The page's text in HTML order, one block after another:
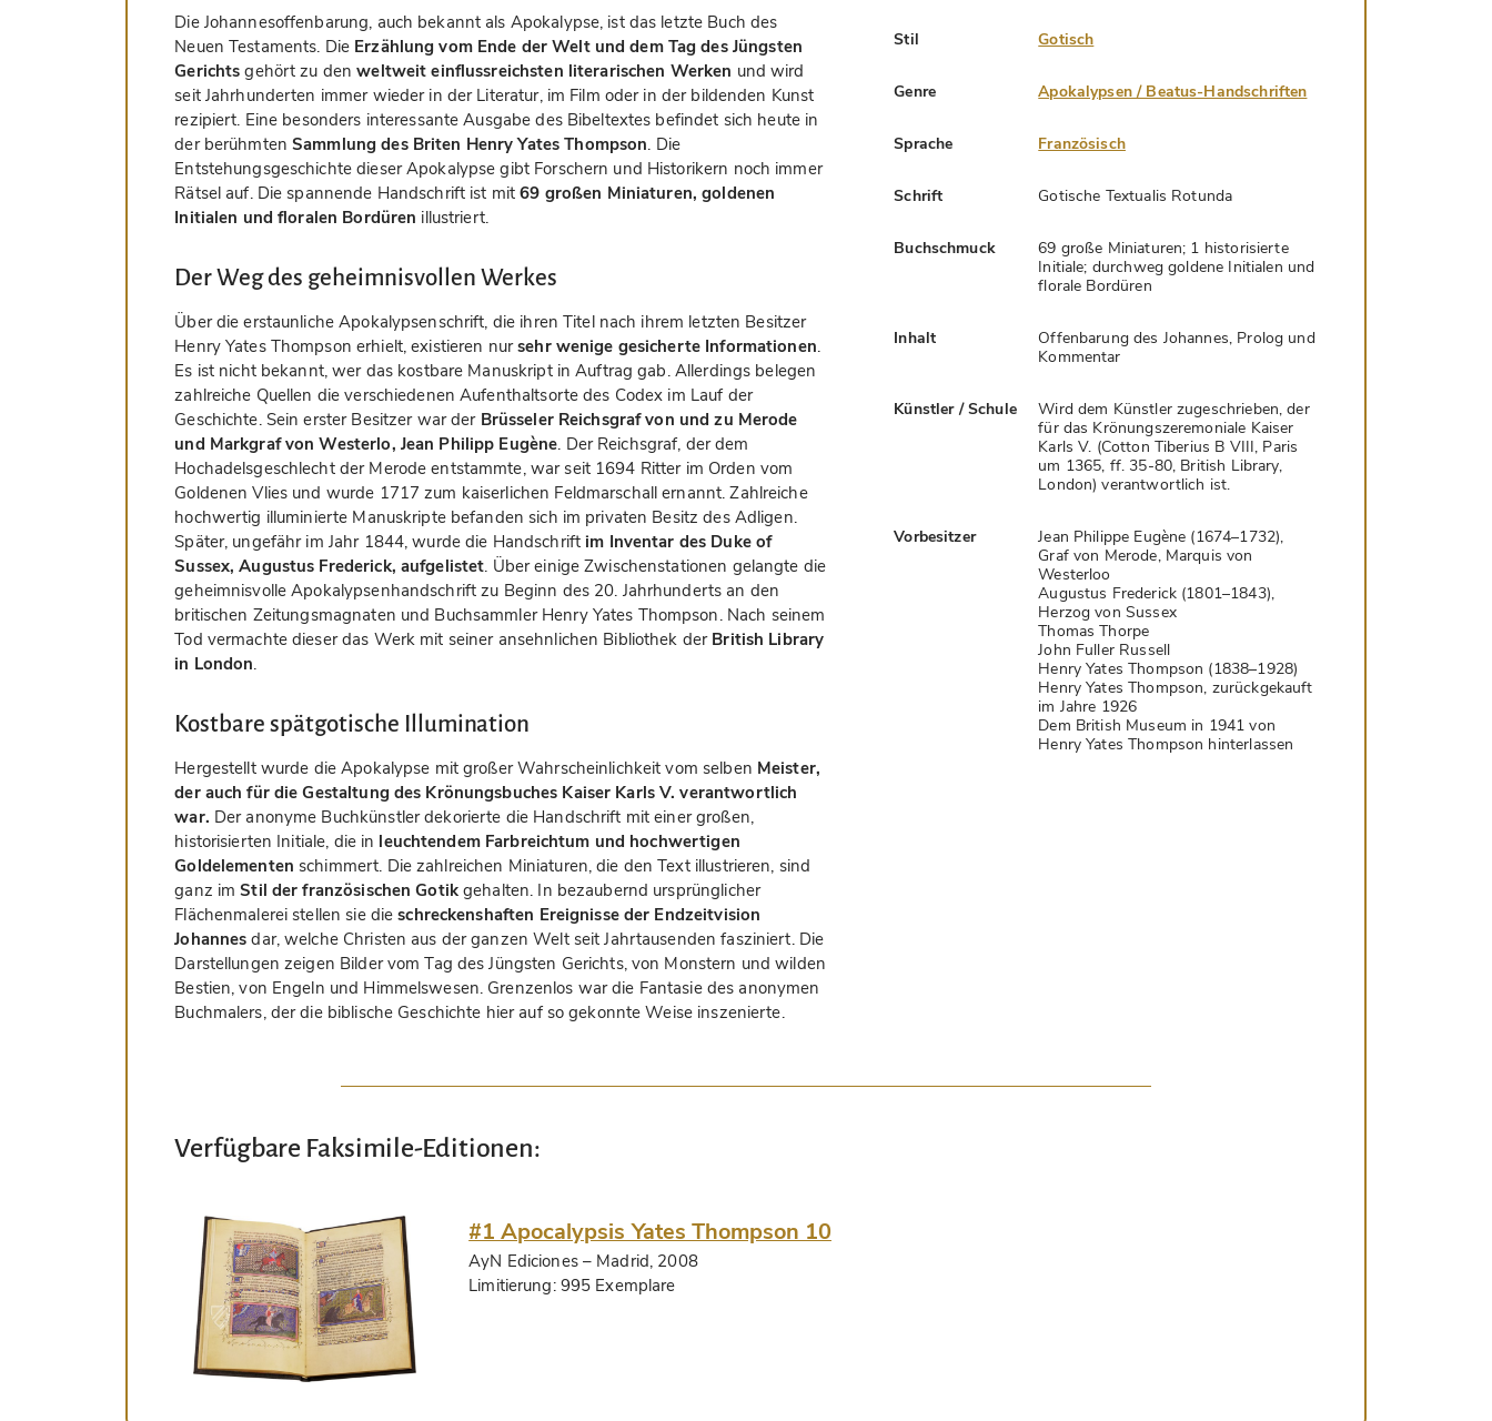
Die Johannesoffenbarung, auch bekannt als Apokalypse, ist das letzte Buch des
Neuen Testaments. Die Erzählung vom Ende der Welt und dem Tag des Jüngsten
Gerichts gehört zu denweltweit einflussreichsten literarischen Werken und wird
seit Jahrhunderten immer wieder in der Literatur, im Film oder in der bildenden Kunst
rezipiert. Eine besonders interessante Ausgabe des Bibeltextes befindet sich heute in
der berühmtenSammlung des Briten Henry Yates Thompson. Die
Entstehungsgeschichte dieser Apokalypse gibt Forschern und Historikern noch immer
Rätsel auf. Die spannende Handschrift ist mit69 großen Miniaturen, goldenen
Initialen und floralen Bordüren illustriert.
Der Weg des geheimnisvollen Werkes
Über die erstaunliche Apokalypsenschrift, die ihren Titel nach ihrem letzten Besitzer
Henry Yates Thompson erhielt, existieren nursehr wenige gesicherte Informationen.
Es ist nicht bekannt, wer das kostbare Manuskript in Auftrag gab. Allerdings belegen
zahlreiche Quellen die verschiedenen Aufenthaltsorte des Codex im Lauf der
Geschichte. Sein erster Besitzer war der Brüsseler Reichsgraf von und zu Merode
und Markgraf von Westerlo, Jean Philipp Eugène. Der Reichsgraf, der dem
Hochadelsgeschlecht der Merode entstammte, war seit 1694 Ritter im Orden vom
Goldenen Vlies und wurde 1717 zum kaiserlichen Feldmarschall ernannt. Zahlreiche
hochwertig illuminierte Manuskripte befanden sich im privaten Besitz des Adligen.
Später, ungefähr im Jahr 1844, wurde die Handschriftim Inventar des Duke of
Sussex, Augustus Frederick, aufgelistet. Über einige Zwischenstationen gelangte die
geheimnisvolle Apokalypsenhandschrift zu Beginn des 20. Jahrhunderts an den
britischen Zeitungsmagnaten und Buchsammler Henry Yates Thompson. Nach seinem
Tod vermachte dieser das Werk mit seiner ansehnlichen Bibliothek der British Library
in London.
Kostbare spätgotische Illumination
Hergestellt wurde die Apokalypse mit großer Wahrscheinlichkeit vom selben Meister,
der auch für die Gestaltung des Krönungsbuches Kaiser Karls V. verantwortlich
war. Der anonyme Buchkünstler dekorierte die Handschrift mit einer großen,
historisierten Initiale, die in leuchtendem Farbreichtum und hochwertigen
Goldelementen schimmert. Die zahlreichen Miniaturen, die den Text illustrieren, sind
ganz imStil der französischen Gotikgehalten. In bezaubernd ursprünglicher
Flächenmalerei stellen sie dieschreckenshaften Ereignisse der Endzeitvision
Johannes dar, welche Christen aus der ganzen Welt seit Jahrtausenden fasziniert. Die
Darstellungen zeigen Bilder vom Tag des Jüngsten Gerichts, von Monstern und wilden
Bestien, von Engeln und Himmelswesen. Grenzenlos war die Fantasie des anonymen
Buchmalers, der die biblische Geschichte hier auf so gekonnte Weise inszenierte.
Stil Gotisch
Genre Apokalypsen / Beatus-Handschriften
Sprache Französisch
Schrift Gotische Textualis Rotunda
Buchschmuck
69 große Miniaturen; 1 historisierte
Initiale; durchweg goldene Initialen und
florale Bordüren
Inhalt
Offenbarung des Johannes, Prolog und
Kommentar
Künstler / Schule
Wird dem Künstler zugeschrieben, der
für das Krönungszeremoniale Kaiser
Karls V. (Cotton Tiberius B VIII, Paris
um 1365, ff. 35-80, British Library,
London) verantwortlich ist.
Vorbesitzer
Jean Philippe Eugène (1674–1732),
Graf von Merode, Marquis von
Westerloo
Augustus Frederick (1801–1843),
Herzog von Sussex
Thomas Thorpe
John Fuller Russell
Henry Yates Thompson (1838–1928)
Henry Yates Thompson, zurückgekauft
im Jahre 1926
Dem British Museum in 1941 von
Henry Yates Thompson hinterlassen
Verfügbare Faksimile-Editionen:
#1 Apocalypsis Yates Thompson 10
AyN Ediciones– Madrid, 2008
Limitierung: 995 Exemplare